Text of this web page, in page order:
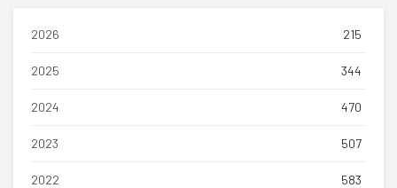
2026 215
2025 344
2024 470
2023 507
2022 583